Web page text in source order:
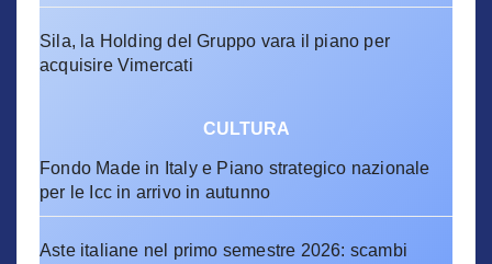
Sila, la Holding del Gruppo vara il piano per
acquisire Vimercati
CULTURA
Fondo Made in Italy e Piano strategico nazionale
per le Icc in arrivo in autunno
Aste italiane nel primo semestre 2026: scambi